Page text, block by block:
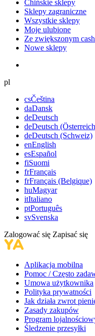
Chińskie sklepy
Sklepy zagraniczne
Wszystkie sklepy
Moje ulubione
Ze zwiększonym
Nowe sklepy
pl
csČeština
daDansk
deDeutsch
deDeutsch
deDeutsch (Schweiz)
enEnglish
esEspañol
fiSuomi
frFrançais
frFrançais (Belgique)
huMagyar
itItaliano
ptPortuguês
svSvenska
Zalogować się Zapisać się
Aplikacja mobilna
Pomoc / Często
Umowa użytkownika
Polityka prywatności
Jak działa zwrot
Zasady zakupów
Program
Śledzenie przesyłki